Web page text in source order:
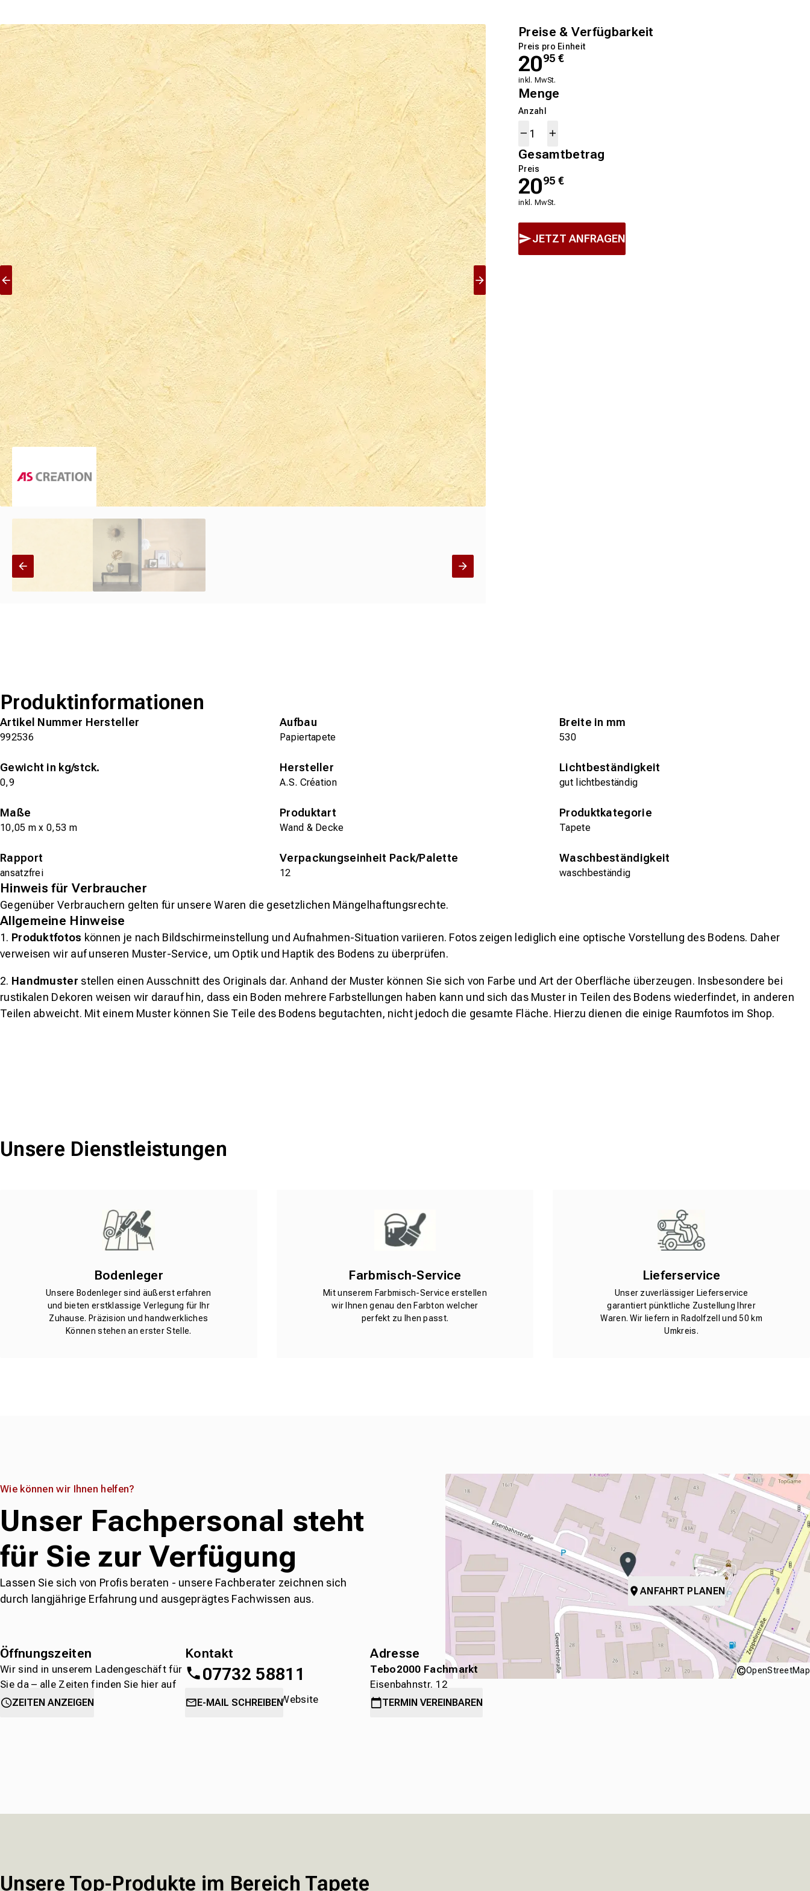
Preise & Verfügbarkeit
Preis pro Einheit
2095 €
inkl. MwSt.
Menge
Anzahl
Gesamtbetrag
Preis
2095 €
inkl. MwSt.
JETZT ANFRAGEN
Produktinformationen
Artikel Nummer Hersteller
992536
Aufbau
Papiertapete
Breite in mm
530
Gewicht in kg/stck.
0,9
Hersteller
A.S. Création
Lichtbeständigkeit
gut lichtbeständig
Maße
10,05 m x 0,53 m
Produktart
Wand & Decke
Produktkategorie
Tapete
Rapport
ansatzfrei
Verpackungseinheit Pack/Palette
12
Waschbeständigkeit
waschbeständig
Hinweis für Verbraucher
Gegenüber Verbrauchern gelten für unsere Waren die gesetzlichen Mängelhaftungsrechte.
Allgemeine Hinweise
1. Produktfotos können je nach Bildschirmeinstellung und Aufnahmen-Situation variieren. Fotos zeigen lediglich eine optische Vorstellung des Bodens. Daher
verweisen wir auf unseren Muster-Service, um Optik und Haptik des Bodens zu überprüfen.
2. Handmuster stellen einen Ausschnitt des Originals dar. Anhand der Muster können Sie sich von Farbe und Art der Oberfläche überzeugen. Insbesondere bei
rustikalen Dekoren weisen wir darauf hin, dass ein Boden mehrere Farbstellungen haben kann und sich das Muster in Teilen des Bodens wiederfindet, in anderen
Teilen abweicht. Mit einem Muster können Sie Teile des Bodens begutachten, nicht jedoch die gesamte Fläche. Hierzu dienen die einige Raumfotos im Shop.
Unsere Dienstleistungen
Bodenleger
Unsere Bodenleger sind äußerst erfahren
und bieten erstklassige Verlegung für Ihr
Zuhause. Präzision und handwerkliches
Können stehen an erster Stelle.
Farbmisch-Service
Mit unserem Farbmisch-Service erstellen
wir Ihnen genau den Farbton welcher
perfekt zu Ihen passt.
Lieferservice
Unser zuverlässiger Lieferservice
garantiert pünktliche Zustellung Ihrer
Waren. Wir liefern in Radolfzell und 50 km
Umkreis.
Wie können wir Ihnen helfen?
Unser Fachpersonal steht
für Sie zur Verfügung
Lassen Sie sich von Profis beraten - unsere Fachberater zeichnen sich
durch langjährige Erfahrung und ausgeprägtes Fachwissen aus.
Öffnungszeiten
Wir sind in unserem Ladengeschäft für
Sie da – alle Zeiten finden Sie hier auf
einen Blick.
ZEITEN ANZEIGEN
Kontakt
07732 58811
oderdirekt über die Website
E-MAIL SCHREIBEN
Adresse
Tebo2000 Fachmarkt
Eisenbahnstr. 12
78315 Radolfzell
TERMIN VEREINBAREN
ANFAHRT PLANEN
©OpenStreetMap
Unsere Top-Produkte im Bereich Tapete